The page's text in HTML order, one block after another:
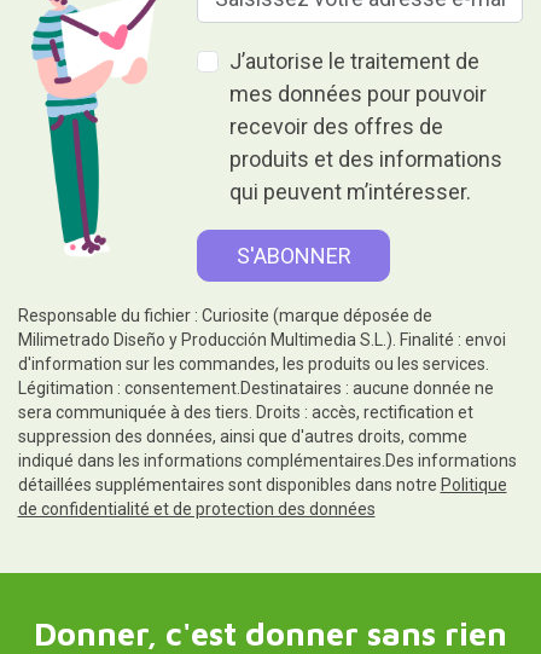
J’autorise le traitement de
mes données pour pouvoir
recevoir des offres de
produits et des informations
qui peuvent m’intéresser.
Responsable du fichier : Curiosite (marque déposée de
Milimetrado Diseño y Producción Multimedia S.L.). Finalité : envoi
d'information sur les commandes, les produits ou les services.
Légitimation : consentement.Destinataires : aucune donnée ne
sera communiquée à des tiers. Droits : accès, rectification et
suppression des données, ainsi que d'autres droits, comme
indiqué dans les informations complémentaires.Des informations
détaillées supplémentaires sont disponibles dans notre Politique
de confidentialité et de protection des données
Donner, c'est donner sans rien